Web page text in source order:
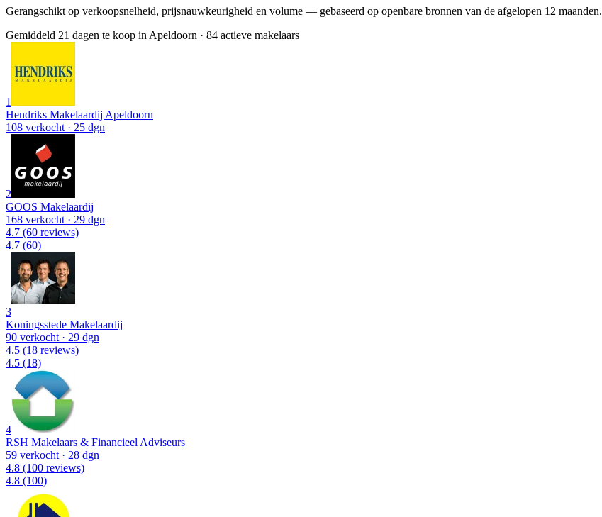
Gerangschikt op verkoopsnelheid, prijsnauwkeurigheid en volume — gebaseerd op openbare bronnen van de afgelopen 12 maanden.
Gemiddeld 21 dagen te koop in Apeldoorn · 84 actieve makelaars
1
Hendriks Makelaardij Apeldoorn
108 verkocht · 25 dgn
2
GOOS Makelaardij
168 verkocht · 29 dgn
4.7 (60 reviews)
4.7 (60)
3
Koningsstede Makelaardij
90 verkocht · 29 dgn
4.5 (18 reviews)
4.5 (18)
4
RSH Makelaars & Financieel Adviseurs
59 verkocht · 28 dgn
4.8 (100 reviews)
4.8 (100)